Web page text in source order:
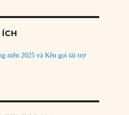
niên 2025 và Kêu gọi tài trợ